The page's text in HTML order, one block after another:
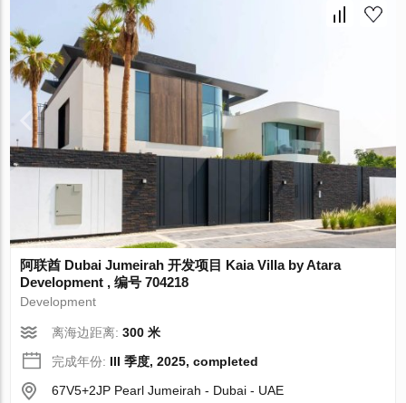
阿联酋 Dubai Jumeirah 开发项目 Kaia Villa by Atara
Development , 编号 704218
Development
离海边距离:300 米
完成年份: III 季度, 2025, completed
67V5+2JP Pearl Jumeirah - Dubai - UAE